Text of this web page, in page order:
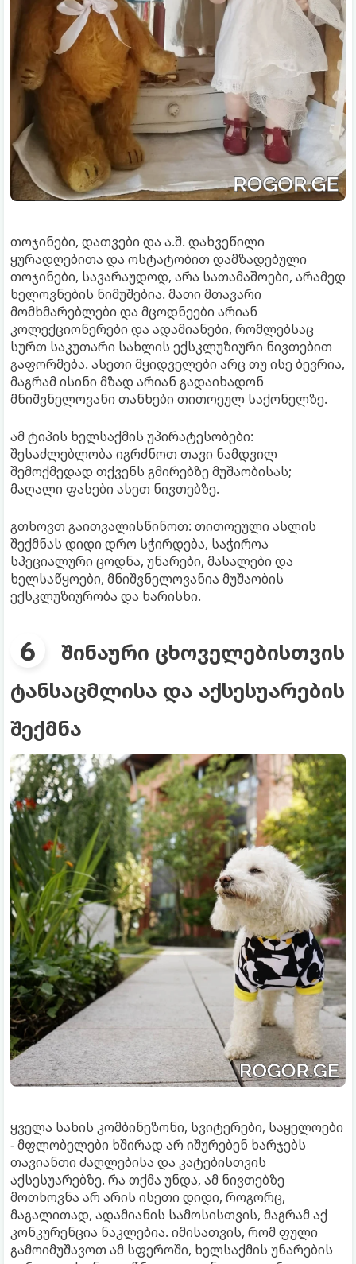
თოჯინები, დათვები და ა.შ. დახვეწილი
ყურადღებითა და ოსტატობით დამზადებული
თოჯინები, სავარაუდოდ, არა სათამაშოები, არამედ
ხელოვნების ნიმუშებია. მათი მთავარი
მომხმარებლები და მცოდნეები არიან
კოლექციონერები და ადამიანები, რომლებსაც
სურთ საკუთარი სახლის ექსკლუზიური ნივთებით
გაფორმება. ასეთი მყიდველები არც თუ ისე ბევრია,
მაგრამ ისინი მზად არიან გადაიხადონ
მნიშვნელოვანი თანხები თითოეულ საქონელზე.
ამ ტიპის ხელსაქმის უპირატესობები:
შესაძლებლობა იგრძნოთ თავი ნამდვილ
შემოქმედად თქვენს გმირებზე მუშაობისას;
მაღალი ფასები ასეთ ნივთებზე.
გთხოვთ გაითვალისწინოთ: თითოეული ასლის
შექმნას დიდი დრო სჭირდება, საჭიროა
სპეციალური ცოდნა, უნარები, მასალები და
ხელსაწყოები, მნიშვნელოვანია მუშაობის
ექსკლუზიურობა და ხარისხი.
შინაური ცხოველებისთვის
ტანსაცმლისა და აქსესუარების
შექმნა
ყველა სახის კომბინეზონი, სვიტერები, საყელოები
- მფლობელები ხშირად არ იშურებენ ხარჯებს
თავიანთი ძაღლებისა და კატებისთვის
აქსესუარებზე. რა თქმა უნდა, ამ ნივთებზე
მოთხოვნა არ არის ისეთი დიდი, როგორც,
მაგალითად, ადამიანის სამოსისთვის, მაგრამ აქ
კონკურენცია ნაკლებია. იმისათვის, რომ ფული
გამოიმუშავოთ ამ სფეროში, ხელსაქმის უნარების